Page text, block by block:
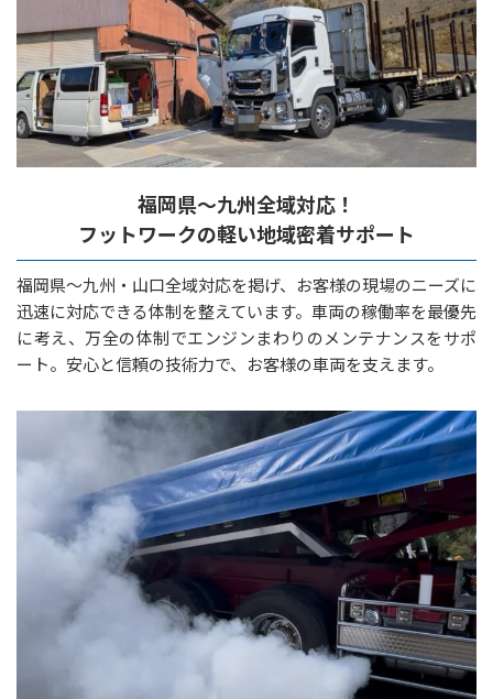
福岡県～九州全域対応！
フットワークの軽い地域密着サポート
福岡県～九州・山口全域対応を掲げ、お客様の現場のニーズに
迅速に対応できる体制を整えています。車両の稼働率を最優先
に考え、万全の体制でエンジンまわりのメンテナンスをサポ
ート。安心と信頼の技術力で、お客様の車両を支えます。